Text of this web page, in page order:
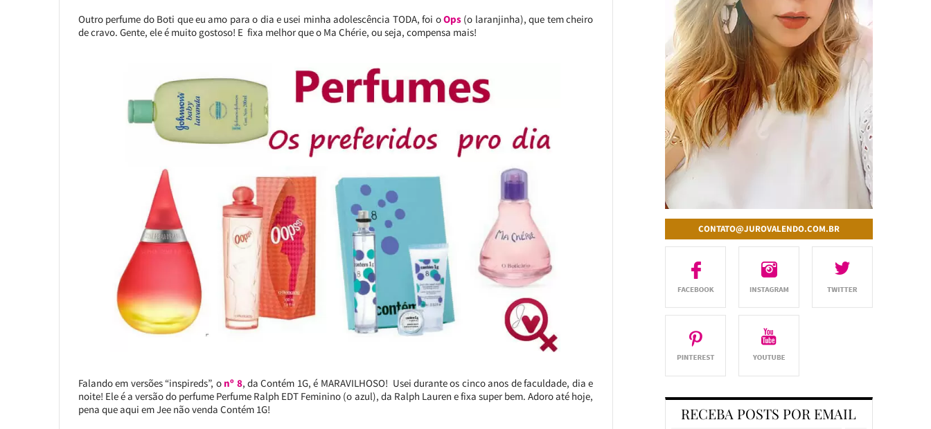
Outro perfume do Boti que eu amo para o dia e usei minha adolescência TODA, foi oOps(o laranjinha), que tem cheiro
de cravo. Gente, ele é muito gostoso! E fixa melhor que o Ma Chérie, ou seja, compensa mais!
Falando em versões “inspireds”, o nº 8, da Contém 1G, é MARAVILHOSO! Usei durante os cinco anos de faculdade, dia e
noite! Ele é a versão do perfume Perfume Ralph EDT Feminino (o azul), da Ralph Lauren e fixa super bem. Adoro até hoje,
pena que aqui em Jee não venda Contém 1G!
CONTATO@JUROVALENDO.COM.BR
RECEBA POSTS POR EMAIL